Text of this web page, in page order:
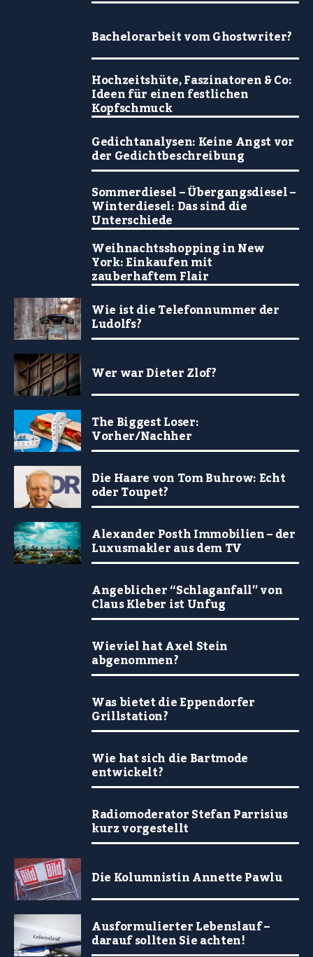
Bachelorarbeit vom Ghostwriter?
Hochzeitshüte, Faszinatoren & Co:
Ideen für einen festlichen
Kopfschmuck
Gedichtanalysen: Keine Angst vor
der Gedichtbeschreibung
Sommerdiesel – Übergangsdiesel –
Winterdiesel: Das sind die
Unterschiede
Weihnachtsshopping in New
York: Einkaufen mit
zauberhaftem Flair
Wie ist die Telefonnummer der
Ludolfs?
Wer war Dieter Zlof?
The Biggest Loser:
Vorher/Nachher
Die Haare von Tom Buhrow: Echt
oder Toupet?
Alexander Posth Immobilien – der
Luxusmakler aus dem TV
Angeblicher “Schlaganfall” von
Claus Kleber ist Unfug
Wieviel hat Axel Stein
abgenommen?
Was bietet die Eppendorfer
Grillstation?
Wie hat sich die Bartmode
entwickelt?
Radiomoderator Stefan Parrisius
kurz vorgestellt
Die Kolumnistin Annette Pawlu
Ausformulierter Lebenslauf –
darauf sollten Sie achten!